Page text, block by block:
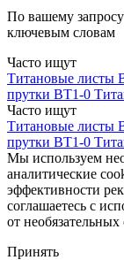
По вашему
ключевым словам
Часто ищут
Титановые листы
прутки ВТ1-0
Часто ищут
Титановые листы
прутки ВТ1-0
Мы используем
аналитические
эффективности
соглашаетесь с
от необязательных
Принять